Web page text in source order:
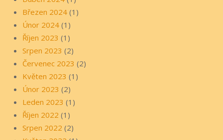
Březen 2024 (1)
Únor 2024 (1)
Říjen 2023 (1)
Srpen 2023 (2)
Červenec 2023 (2)
Květen 2023 (1)
Únor 2023 (2)
Leden 2023 (1)
Říjen 2022 (1)
Srpen 2022 (2)